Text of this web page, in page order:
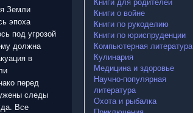
Земли
эпоха
под угрозой
должна
в
перед
следы
Все
Книги о войне
Книги по рукоделию
Книги по юриспруденции
Компьютерная литература
Кулинария
Медицина и здоровье
Научно-популярная
литература
Охота и рыбалка